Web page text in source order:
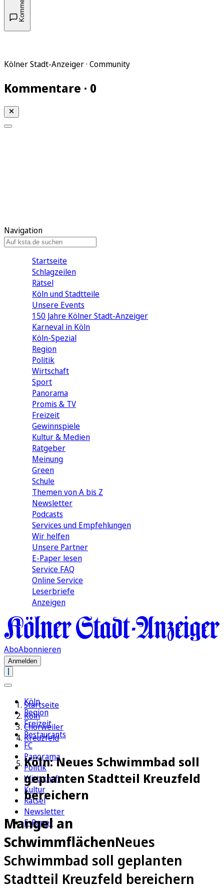
Kölner Stadt-Anzeiger · Community
Kommentare · 0
Navigation
Startseite
Schlagzeilen
Rätsel
Köln und Stadtteile
Unsere Events
150 Jahre Kölner Stadt-Anzeiger
Karneval in Köln
Köln-Spezial
Region
Politik
Wirtschaft
Sport
Panorama
Promis & TV
Freizeit
Gewinnspiele
Kultur & Medien
Ratgeber
Meinung
Green
Schule
Themen von A bis Z
Newsletter
Podcasts
Services und Empfehlungen
Wir helfen
Unsere Partner
E-Paper lesen
Service FAQ
Online Service
Leserbriefe
Anzeigen
AboAbonnieren
Anmelden
Köln
Region
Freizeit
Restaurants
FC
Panorama
Politik
Wirtschaft
Kultur
Rätsel
Newsletter
E-Paper
Startseite
Köln
Chorweiler
Kreuzfeld
Köln: Neues Schwimmbad soll
geplanten Stadtteil Kreuzfeld
bereichern
Mangel an
SchwimmflächenNeues
Schwimmbad soll geplanten
Stadtteil Kreuzfeld bereichern